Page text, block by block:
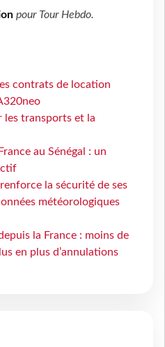
pour Tour Hebdo.
contrats de location
les transports et la
au Sénégal : un
la sécurité de ses
météorologiques
la France : moins de
en plus d’annulations